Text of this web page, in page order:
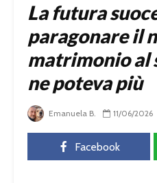
La futura
paragonare il
matrimonio al
ne poteva più
Emanuela B. 11/06/2026
Facebook